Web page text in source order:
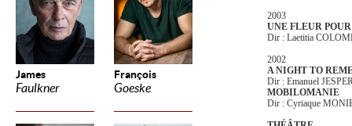
James
Faulkner
François
Goeske
2003
UNE FLEUR
Dir : Laetitia
2002
A NIGHT TO
Dir : Emanuel
MOBILOMANIE
Dir : Cyriaque